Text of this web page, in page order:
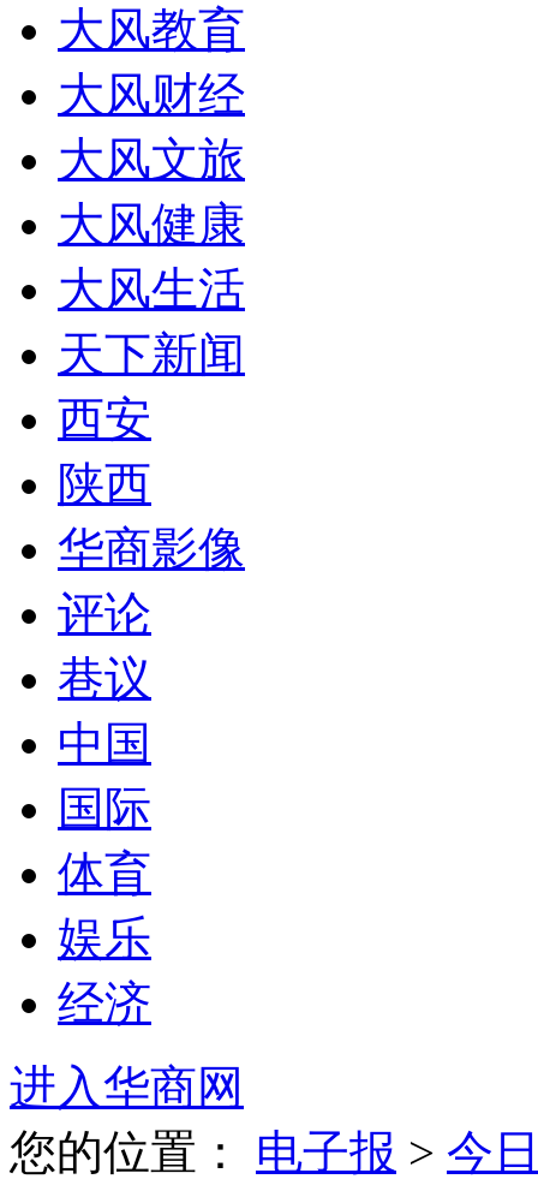
大风教育
大风财经
大风文旅
大风健康
大风生活
天下新闻
西安
陕西
华商影像
评论
巷议
中国
国际
体育
娱乐
经济
进入华商网
您的位置： 电子报 > 今